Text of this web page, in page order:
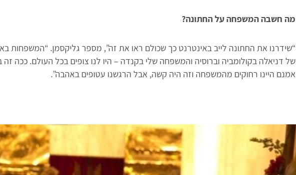
מה חשבה המשפחה על החתונה?
“שידרנו את החתונה לייב באינטרנט כך שכולם ראו את זה”, מספר גליקסמן. “המשפחות
של דניאלה בקולומביה וברוסיה והמשפחה שלי בקנדה – היו לנו צופים בכל העולם. ככה זה
אמנם היינו רחוקים מהמשפחה וזה היה קשה, אבל הרגשנו עטופים באהבה”.